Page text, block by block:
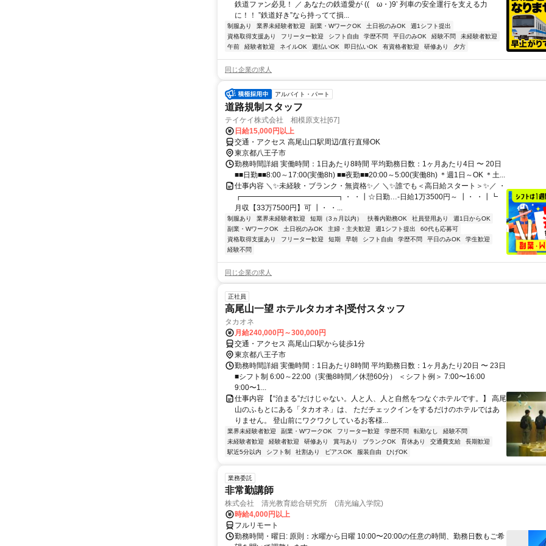
鉄道ファン必見！ ／ あなたの鉄道愛が ((ゝω・)9’ 列車の安全運行を支える力
に！！ ”鉄道好き”なら持ってて損...
制服あり 業界未経験者歓迎 副業・WワークOK 土日祝のみOK
週1シフト提出
資格取得支援あり
フリーター歓迎 シフト自由 学歴不問 平日のみOK 経験不問
未経験者歓迎
午前
経験者歓迎 ネイルOK 週払いOK 即日払いOK 有資格者歓迎 研修あり 夕方
同じ企業の求人
アルバイト・パート
道路規制スタッフ
テイケイ株式会社 相模原支社[67]
日給15,000円以上
交通・アクセス 高尾山口駅周辺/直行直帰OK
東京都八王子市
勤務時間詳細 実働時間：1日あたり8時間 平均勤務日数：1ヶ月あたり4日 〜 20日
■■日勤■■8:00～17:00(実働8h) ■■夜勤■■20:00～5:00(実働8h) ＊週1日～OK ＊土...
仕事内容 ＼✨未経験・ブランク・無資格✨／ ＼✨誰でも＜高日給スタート＞✨／ ・
┏━━━━━━━━━━━━━┓・ ・┃☆日勤…-日給1万3500円～ ┃・ ・┃┗
月収【33万7500円】可 ┃・ ・...
制服あり 業界未経験者歓迎 短期（3ヵ月以内） 扶養内勤務OK 社員登用あり
週1日からOK
副業・WワークOK
土日祝のみOK 主婦・主夫歓迎 週1シフト提出
60代も応募可
資格取得支援あり
フリーター歓迎 短期 早朝 シフト自由 学歴不問 平日のみOK
学生歓迎
経験不問
同じ企業の求人
正社員
高尾山一望 ホテルタカオネ|受付スタッフ
タカオネ
月給240,000円～300,000円
交通・アクセス 高尾山口駅から徒歩1分
東京都八王子市
勤務時間詳細 実働時間：1日あたり8時間 平均勤務日数：1ヶ月あたり20日 〜 23日
■シフト制 6:00～22:00（実働8時間／休憩60分） ＜シフト例＞ 7:00〜16:00
9:00〜1...
仕事内容 【“泊まる”だけじゃない。人と人、人と自然をつなぐホテルです。】 高尾
山のふもとにある「タカオネ」は、 ただチェックインをするだけのホテルではあ
りません。 登山前にワクワクしているお客様...
業界未経験者歓迎 副業・WワークOK フリーター歓迎 学歴不問 転勤なし
経験不問
未経験者歓迎
経験者歓迎 研修あり 賞与あり ブランクOK 育休あり 交通費支給
長期歓迎
駅近5分以内
シフト制 社割あり ピアスOK 服装自由 ひげOK
業務委託
非常勤講師
株式会社 清光教育総合研究所 (清光編入学院)
時給4,000円以上
フルリモート
勤務時間・曜日: 原則：水曜から日曜 10:00〜20:00の任意の時間、勤務日数もご希